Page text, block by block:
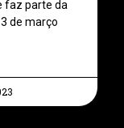
faz parte da
de março